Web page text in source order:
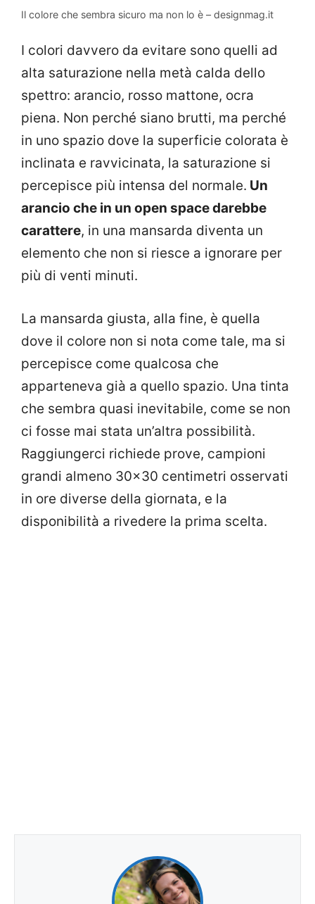
Il colore che sembra sicuro ma non lo è – designmag.it
I colori davvero da evitare sono quelli ad
alta saturazione nella metà calda dello
spettro: arancio, rosso mattone, ocra
piena. Non perché siano brutti, ma perché
in uno spazio dove la superficie colorata è
inclinata e ravvicinata, la saturazione si
percepisce più intensa del normale. Un
arancio che in un open space darebbe
carattere, in una mansarda diventa un
elemento che non si riesce a ignorare per
più di venti minuti.
La mansarda giusta, alla fine, è quella
dove il colore non si nota come tale, ma si
percepisce come qualcosa che
apparteneva già a quello spazio. Una tinta
che sembra quasi inevitabile, come se non
ci fosse mai stata un’altra possibilità.
Raggiungerci richiede prove, campioni
grandi almeno 30×30 centimetri osservati
in ore diverse della giornata, e la
disponibilità a rivedere la prima scelta.